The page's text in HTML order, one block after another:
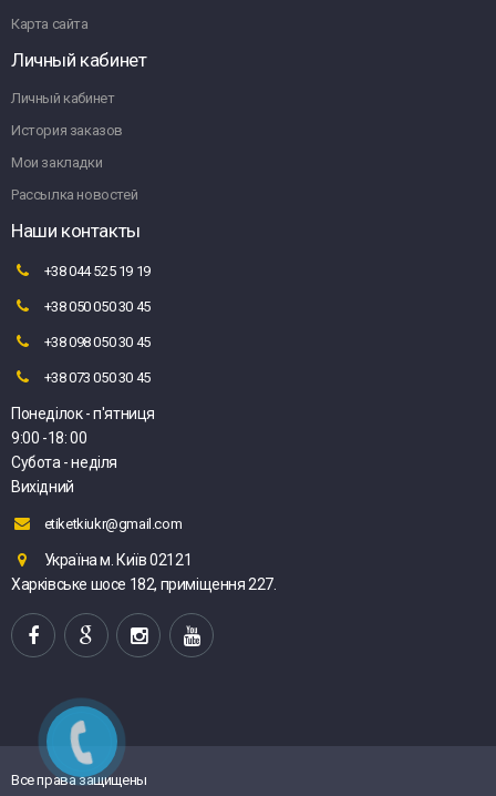
Карта сайта
Личный кабинет
Личный кабинет
История заказов
Мои закладки
Рассылка новостей
Наши контакты
+38 044 525 19 19
+38 050 050 30 45
+38 098 050 30 45
+38 073 050 30 45
Понеділок - п'ятниця
9:00 -18: 00
Субота - неділя
Вихідний
etiketkiukr@gmail.com
Україна м. Київ 02121
Харківське шосе 182, приміщення 227.
Все права защищены